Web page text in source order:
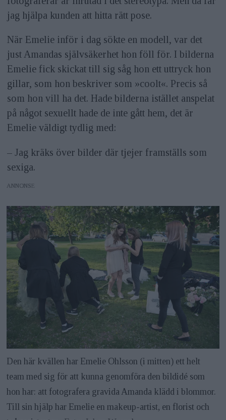
jag hjälpa kunden att hitta rätt pose.
När Emelie inför i dag sökte en modell, var det
just Amandas självsäkerhet hon föll för. I bilderna
Emelie fick skickat till sig såg hon ett uttryck hon
gillar, som hon beskriver som »coolt«. Precis så
som hon vill ha det. Hade bilderna istället anspelat
på något sexuellt hade de inte gått hem, det är
Emelie väldigt tydlig med:
– Jag kräks över bilder där tjejer framställs som
sexiga.
ANNONS
Den här kvällen har Emelie Ohlsson (i mitten) ett helt
team med sig för att kunna genomföra den bildidé som
hon har: att fotografera gravida Amanda klädd i blommor.
Till sin hjälp har Emelie en makeup-artist, en florist och